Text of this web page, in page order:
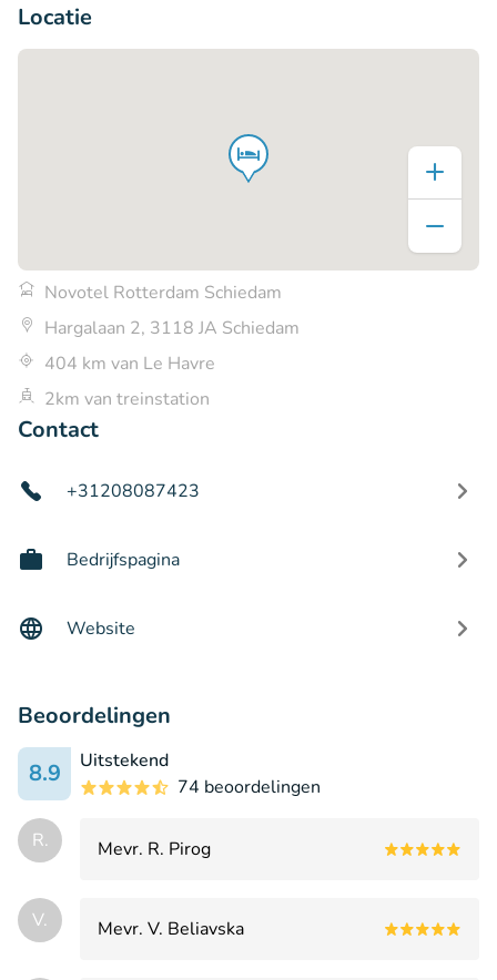
Locatie
Novotel Rotterdam Schiedam
Hargalaan 2, 3118 JA Schiedam
404 km van Le Havre
2km van treinstation
Contact
+31208087423
Bedrijfspagina
Website
Beoordelingen
8.9
Uitstekend
74 beoordelingen
R. Mevr. R. Pirog
V. Mevr. V. Beliavska